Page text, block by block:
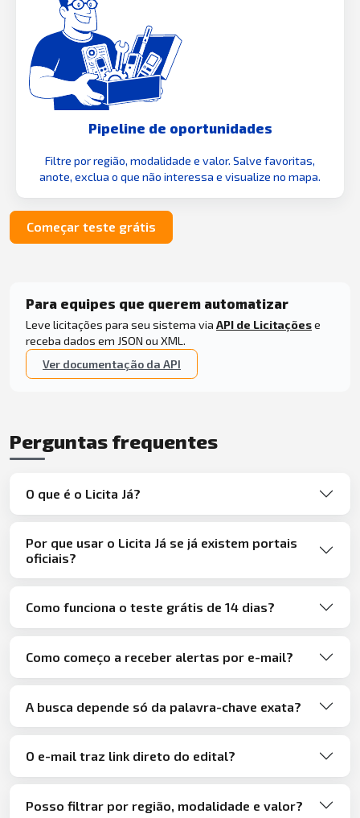
Pipeline de oportunidades
Filtre por região, modalidade e valor. Salve favoritas,
anote, exclua o que não interessa e visualize no mapa.
Começar teste grátis
Para equipes que querem automatizar
Leve licitações para seu sistema via API de Licitaçõese
receba dados em JSON ou XML.
Ver documentação da API
Perguntas frequentes
O que é o Licita Já?
Por que usar o Licita Já se já existem portais
oficiais?
Como funciona o teste grátis de 14 dias?
Como começo a receber alertas por e-mail?
A busca depende só da palavra-chave exata?
O e-mail traz link direto do edital?
Posso filtrar por região, modalidade e valor?